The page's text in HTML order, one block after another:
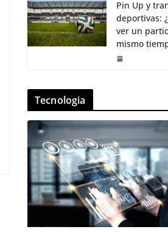
Pin Up y
deportivas:
ver un
mismo
Tecnologia